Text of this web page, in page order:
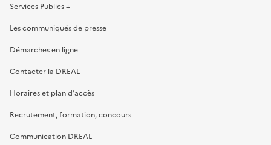
Services Publics +
Les communiqués de presse
Démarches en ligne
Contacter la DREAL
Horaires et plan d’accès
Recrutement, formation, concours
Communication DREAL